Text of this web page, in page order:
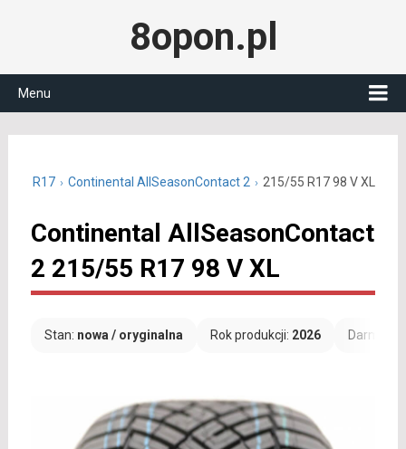
8opon.pl
Menu
55 R17 Continental AllSeasonContact 2 215/55 R17 98 V XL
Continental AllSeasonContact
2 215/55 R17 98 V XL
Stan: nowa / oryginalna Rok produkcji: 2026